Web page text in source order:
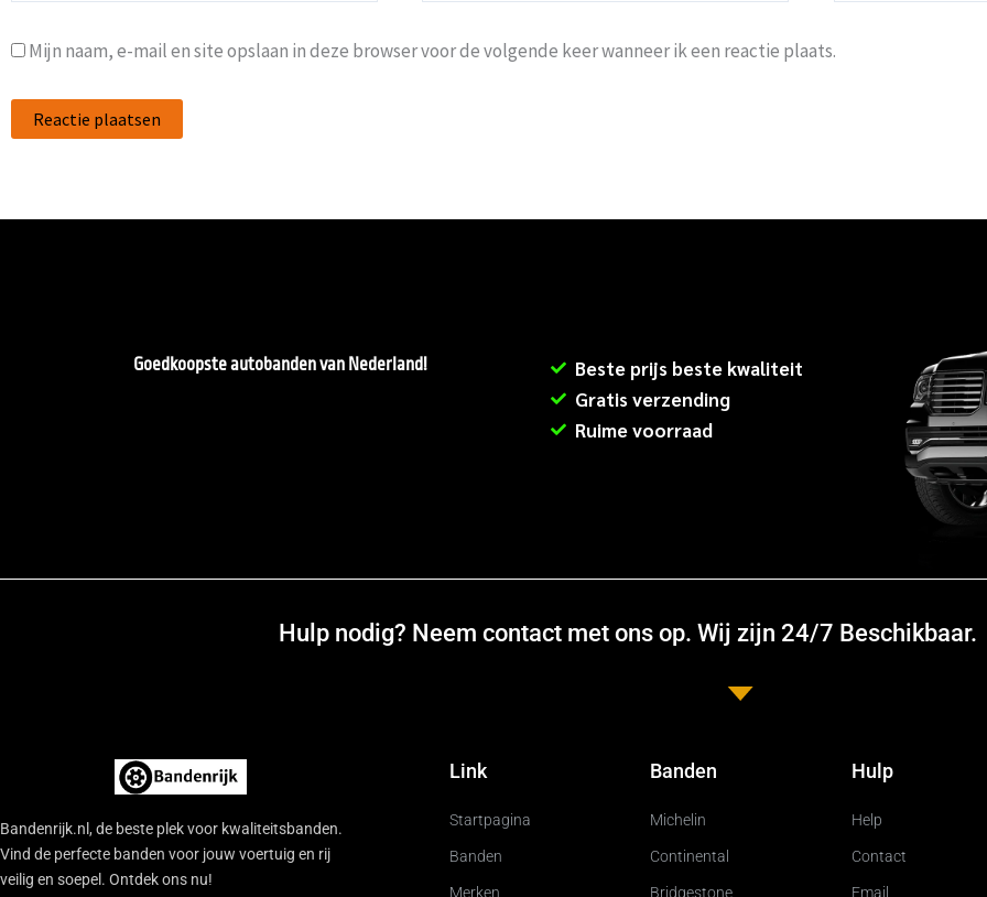
Mijn naam, e-mail en site opslaan in deze browser voor de volgende keer wanneer ik een reactie plaats.
Goedkoopste autobanden van Nederland!
Beste prijs beste kwaliteit
Gratis verzending
Ruime voorraad
Hulp nodig? Neem contact met ons op. Wij zijn 24/7 Beschikbaar.
Bandenrijk.nl, de beste plek voor kwaliteitsbanden.
Vind de perfecte banden voor jouw voertuig en rij
veilig en soepel. Ontdek ons nu!
Link
Startpagina
Banden
Merken
Banden
Michelin
Continental
Bridgestone
Hulp
Help
Contact
Email